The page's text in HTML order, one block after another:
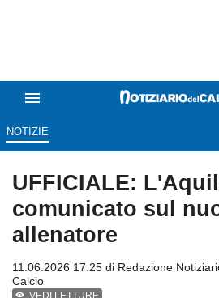
NOTIZIE
UFFICIALE:
comunicato sul
allenatore
11.06.2026 17:25 di Redazione
Calcio
VEDI LETTURE